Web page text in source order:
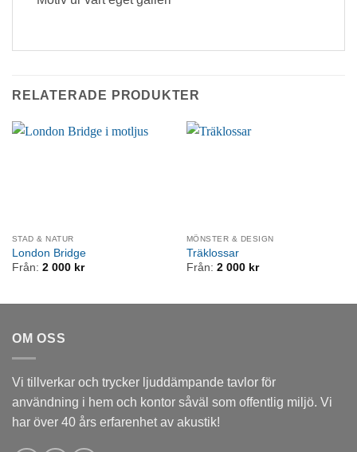
RELATERADE PRODUKTER
STAD & NATUR
London Bridge
Från: 2 000 kr
MÖNSTER & DESIGN
Träklossar
Från: 2 000 kr
OM OSS
Vi tillverkar och trycker ljuddämpande tavlor för
användning i hem och kontor såväl som offentlig miljö. Vi
har över 40 års erfarenhet av akustik!